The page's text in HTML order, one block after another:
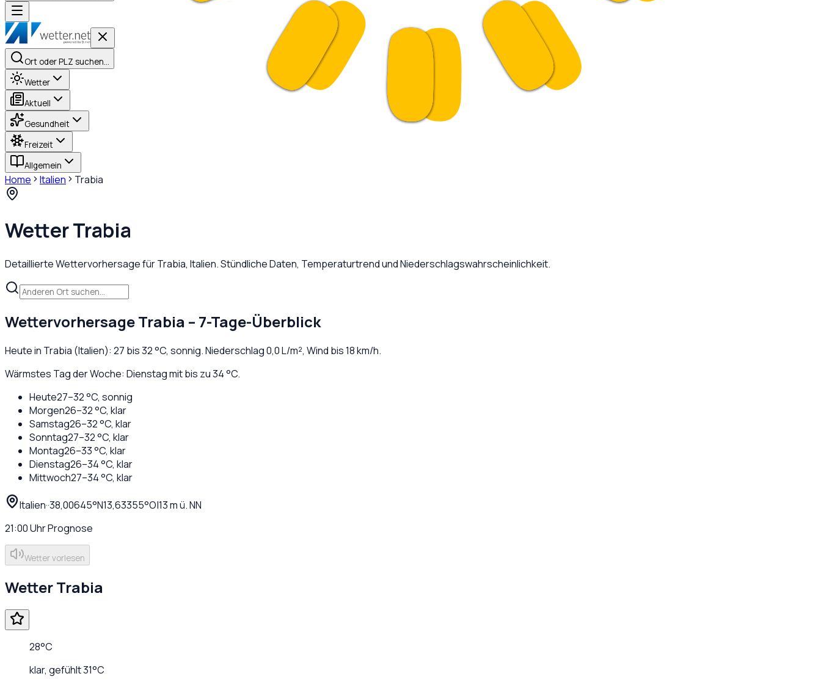
Ort oder PLZ suchen…
Wetter
Aktuell
Gesundheit
Freizeit
Allgemein
Home Italien Trabia
WetterTrabia
Detaillierte Wettervorhersage fürTrabia, Italien. Stündliche Daten, Temperaturtrend und Niederschlagswahrscheinlichkeit.
WettervorhersageTrabia – 7-Tage-Überblick
Heute in Trabia (Italien): 27 bis32°C, sonnig. Niederschlag0,0L/m², Wind bis18km/h.
Wärmstes Tag der Woche: Dienstag mit bis zu 34 °C.
Heute27–32°C, sonnig
Morgen26–32°C, klar
Samstag26–32°C, klar
Sonntag27–32°C, klar
Montag26–33°C, klar
Dienstag26–34°C, klar
Mittwoch27–34°C, klar
Italien··38,00645°N13,63355°O|13m ü. NN
21:00UhrPrognose
Wetter vorlesen
WetterTrabia
28°C
klar, gefühlt31°C